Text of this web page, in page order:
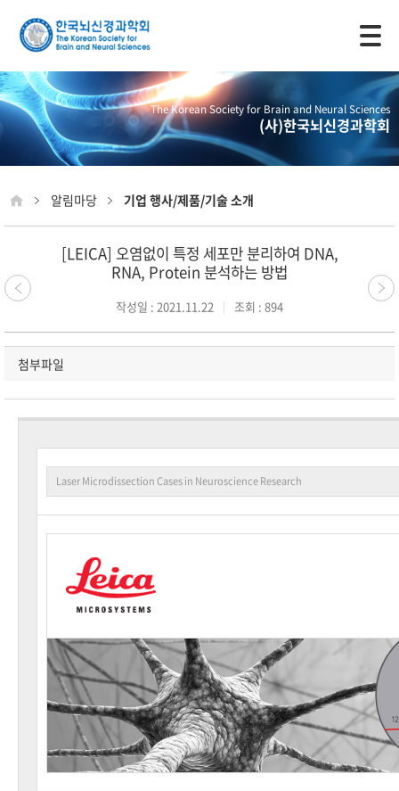
The Korean Society for Brain and Neural Sciences
(사)한국뇌신경과학회
알림마당 기업 행사/제품/기술 소개
[LEICA] 오염없이 특정 세포만 분리하여 DNA,
RNA, Protein 분석하는 방법
작성일 : 2021.11.22 조회 : 894
첨부파일
Laser Microdissection Cases in Neuroscience Research